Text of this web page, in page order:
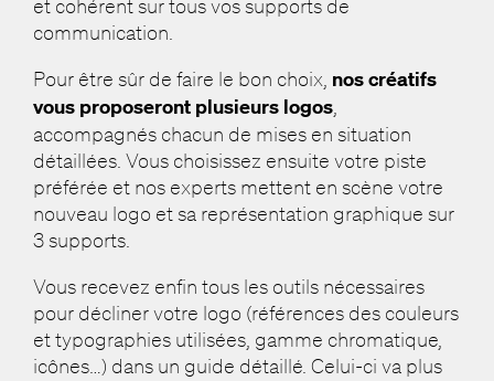
et cohérent sur tous vos supports de
communication.
Pour être sûr de faire le bon choix, nos créatifs
vous proposeront plusieurs logos,
accompagnés chacun de mises en situation
détaillées. Vous choisissez ensuite votre piste
préférée et nos experts mettent en scène votre
nouveau logo et sa représentation graphique sur
3 supports.
Vous recevez enfin tous les outils nécessaires
pour décliner votre logo (références des couleurs
et typographies utilisées, gamme chromatique,
icônes…) dans un guide détaillé. Celui-ci va plus